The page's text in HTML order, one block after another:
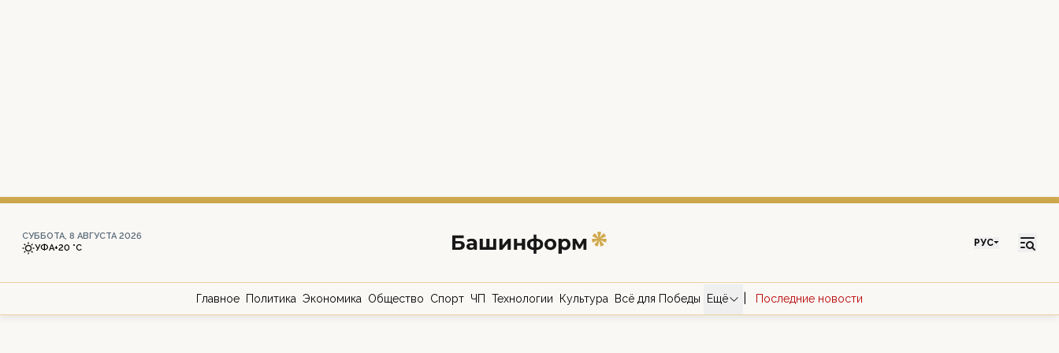
СУББОТА, 8 АВГУСТА 2026
УФА+20 °С РУС
Главное Политика Экономика Общество Спорт ЧП Технологии Культура Всё для Победы Ещё Последние новости